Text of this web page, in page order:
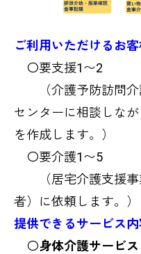
ご利用いただけるお
〇要支援1〜2
（介護予防訪問介
センターに相談しな
を作成します。）
〇要介護1〜5
（居宅介護支援事
者）に依頼します。）
提供できるサービス
〇身体介護サービス